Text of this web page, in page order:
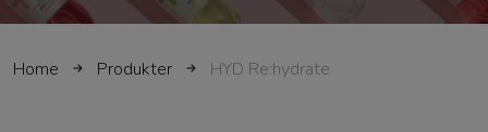
Home Produkter HYD Re:hydrate